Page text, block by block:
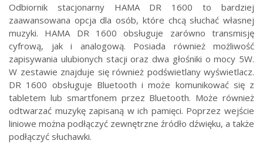
Odbiornik stacjonarny HAMA DR 1600 to bardziej
zaawansowana opcja dla osób, które chcą słuchać własnej
muzyki. HAMA DR 1600 obsługuje zarówno transmisję
cyfrową, jak i analogową. Posiada również możliwość
zapisywania ulubionych stacji oraz dwa głośniki o mocy 5W.
W zestawie znajduje się również podświetlany wyświetlacz.
DR 1600 obsługuje Bluetooth i może komunikować się z
tabletem lub smartfonem przez Bluetooth. Może również
odtwarzać muzykę zapisaną w ich pamięci. Poprzez wejście
liniowe można podłączyć zewnętrzne źródło dźwięku, a także
podłączyć słuchawki.